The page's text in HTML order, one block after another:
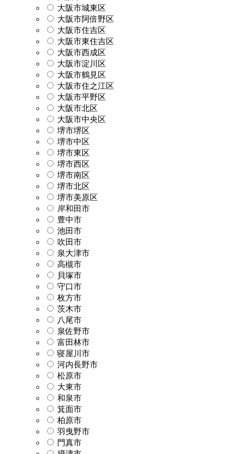
大阪市城東区
大阪市阿倍野区
大阪市住吉区
大阪市東住吉区
大阪市西成区
大阪市淀川区
大阪市鶴見区
大阪市住之江区
大阪市平野区
大阪市北区
大阪市中央区
堺市堺区
堺市中区
堺市東区
堺市西区
堺市南区
堺市北区
堺市美原区
岸和田市
豊中市
池田市
吹田市
泉大津市
高槻市
貝塚市
守口市
枚方市
茨木市
八尾市
泉佐野市
富田林市
寝屋川市
河内長野市
松原市
大東市
和泉市
箕面市
柏原市
羽曳野市
門真市